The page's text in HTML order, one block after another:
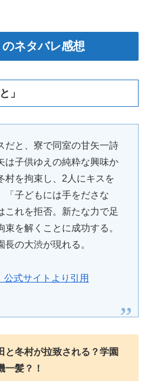
ネタバレ感想
」
だと、寮で同室の甘矢一詩
は子供ゆえの純粋な興味か
村を拘束し、2人にキスを
「子どもには手をださな
これを拒否。新たな力で足
を解くことに成功する。
の大渋が現れる。
式サイトより引用
と冬村が拉致される？学園
一髪？！